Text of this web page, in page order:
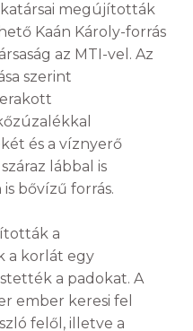
megújították
Kaán Károly-forrás
az MTI-vel. Az
szerint
és a víznyerő
lábbal is
bővízű forrás.
a
a korlát egy
a padokat. A
ember keresi fel
felől, illetve a